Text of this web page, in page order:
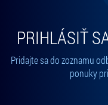
PRIHLÁSIŤ
Pridajte sa do zoznamu
ponuky